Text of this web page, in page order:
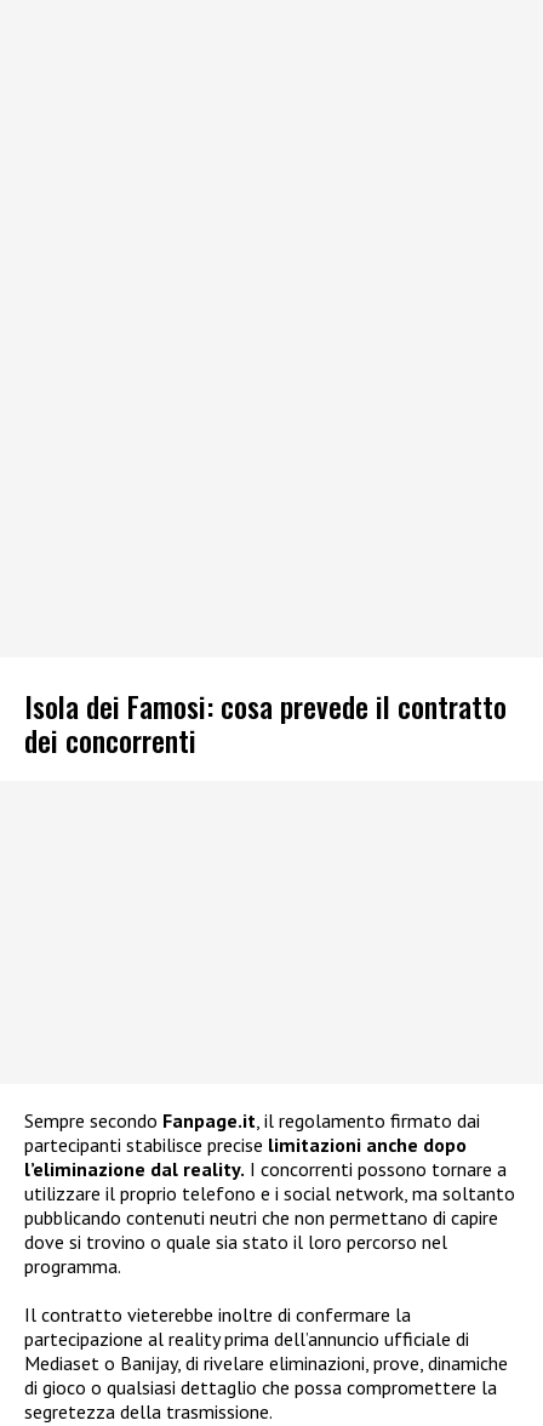
Isola dei Famosi: cosa prevede il contratto
dei concorrenti
Sempre secondo Fanpage.it, il regolamento firmato dai
partecipanti stabilisce precise limitazioni anche dopo
l’eliminazione dal reality. I concorrenti possono tornare a
utilizzare il proprio telefono e i social network, ma soltanto
pubblicando contenuti neutri che non permettano di capire
dove si trovino o quale sia stato il loro percorso nel
programma.
Il contratto vieterebbe inoltre di confermare la
partecipazione al reality prima dell’annuncio ufficiale di
Mediaset o Banijay, di rivelare eliminazioni, prove, dinamiche
di gioco o qualsiasi dettaglio che possa compromettere la
segretezza della trasmissione.